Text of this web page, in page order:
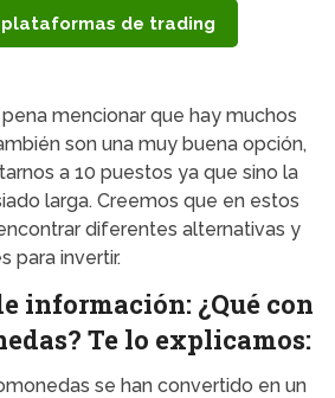
plataformas de trading
mencionar que hay muchos
son una muy buena opción,
a 10 puestos ya que sino la
larga. Creemos que en estos
diferentes alternativas y
para invertir.
información: ¿Qué con
Te lo explicamos:
se han convertido en un